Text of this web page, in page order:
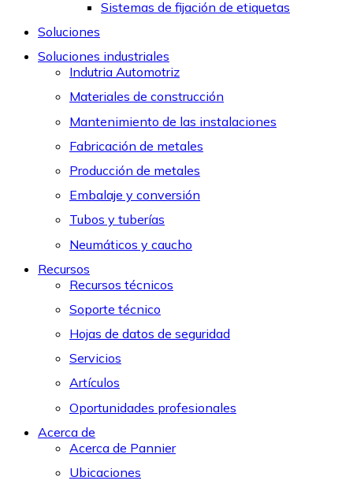
Sistemas de fijación de etiquetas
Soluciones
Soluciones industriales
Indutria Automotriz
Materiales de construcción
Mantenimiento de las instalaciones
Fabricación de metales
Producción de metales
Embalaje y conversión
Tubos y tuberías
Neumáticos y caucho
Recursos
Recursos técnicos
Soporte técnico
Hojas de datos de seguridad
Servicios
Artículos
Oportunidades profesionales
Acerca de
Acerca de Pannier
Ubicaciones